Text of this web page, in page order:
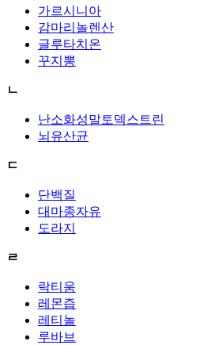
가르시니아
감마리놀렌산
글루타치온
꾸지뽕
ㄴ
난소화성말토덱스트린
뇌유산균
ㄷ
단백질
대마종자유
도라지
ㄹ
락티움
레몬즙
레티놀
루바브